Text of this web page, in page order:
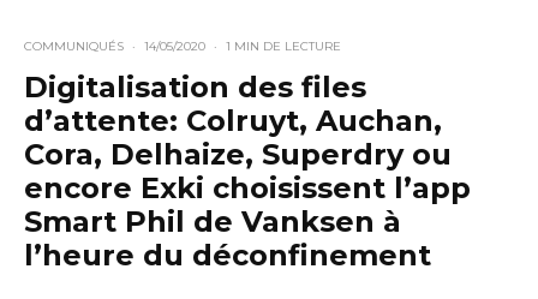
COMMUNIQUÉS · 14/05/2020 · 1 MIN DE LECTURE
Digitalisation des files
d’attente: Colruyt, Auchan,
Cora, Delhaize, Superdry ou
encore Exki choisissent l’app
Smart Phil de Vanksen à
l’heure du déconfinement